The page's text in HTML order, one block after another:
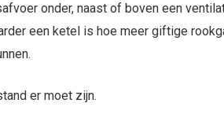
onder, naast of boven een
een ketel is hoe meer giftige
er moet zijn.